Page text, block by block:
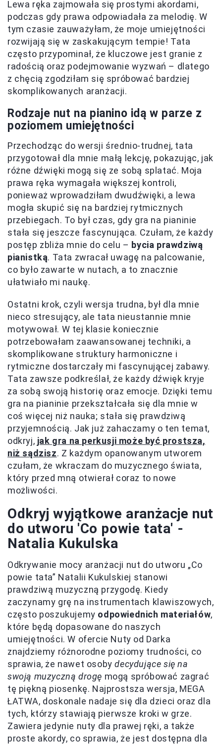
Lewa ręka zajmowała się prostymi akordami,
podczas gdy prawa odpowiadała za melodię. W
tym czasie zauważyłam, że moje umiejętności
rozwijają się w zaskakującym tempie! Tata
często przypominał, że kluczowe jest granie z
radością oraz podejmowanie wyzwań – dlatego
z chęcią zgodziłam się spróbować bardziej
skomplikowanych aranżacji.
Rodzaje nut na pianino idą w parze z
poziomem umiejętności
Przechodząc do wersji średnio-trudnej, tata
przygotował dla mnie małą lekcję, pokazując, jak
różne dźwięki mogą się ze sobą splatać. Moja
prawa ręka wymagała większej kontroli,
ponieważ wprowadziłam dwudźwięki, a lewa
mogła skupić się na bardziej rytmicznych
przebiegach. To był czas, gdy gra na pianinie
stała się jeszcze fascynująca. Czułam, że każdy
postęp zbliża mnie do celu – bycia prawdziwą
pianistką. Tata zwracał uwagę na palcowanie,
co było zawarte w nutach, a to znacznie
ułatwiało mi naukę.
Ostatni krok, czyli wersja trudna, był dla mnie
nieco stresujący, ale tata nieustannie mnie
motywował. W tej klasie koniecznie
potrzebowałam zaawansowanej techniki, a
skomplikowane struktury harmoniczne i
rytmiczne dostarczały mi fascynującej zabawy.
Tata zawsze podkreślał, że każdy dźwięk kryje
za sobą swoją historię oraz emocje. Dzięki temu
gra na pianinie przekształcała się dla mnie w
coś więcej niż nauka; stała się prawdziwą
przyjemnością. Jak już zahaczamy o ten temat,
odkryj, jak gra na perkusji może być prostsza,
niż sądzisz. Z każdym opanowanym utworem
czułam, że wkraczam do muzycznego świata,
który przed mną otwierał coraz to nowe
możliwości.
Odkryj wyjątkowe aranżacje nut
do utworu 'Co powie tata' -
Natalia Kukulska
Odkrywanie mocy aranżacji nut do utworu „Co
powie tata” Natalii Kukulskiej stanowi
prawdziwą muzyczną przygodę. Kiedy
zaczynamy grę na instrumentach klawiszowych,
często poszukujemy odpowiednich materiałów,
które będą dopasowane do naszych
umiejętności. W ofercie Nuty od Darka
znajdziemy różnorodne poziomy trudności, co
sprawia, że nawet osobydecydujące się na
swoją muzyczną drogę mogą spróbować zagrać
tę piękną piosenkę. Najprostsza wersja, MEGA
ŁATWA, doskonale nadaje się dla dzieci oraz dla
tych, którzy stawiają pierwsze kroki w grze.
Zawiera jedynie nuty dla prawej ręki, a także
proste akordy, co sprawia, że jest dostępna dla